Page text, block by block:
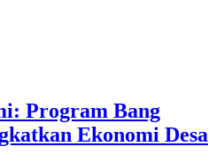
Program Bang
Ekonomi Desa